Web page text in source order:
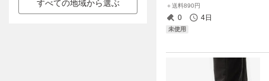
X TRAIN 5.0 レディース トレ
ーニング
＋送料890円
0 4日
未使用
すべての地域から選ぶ